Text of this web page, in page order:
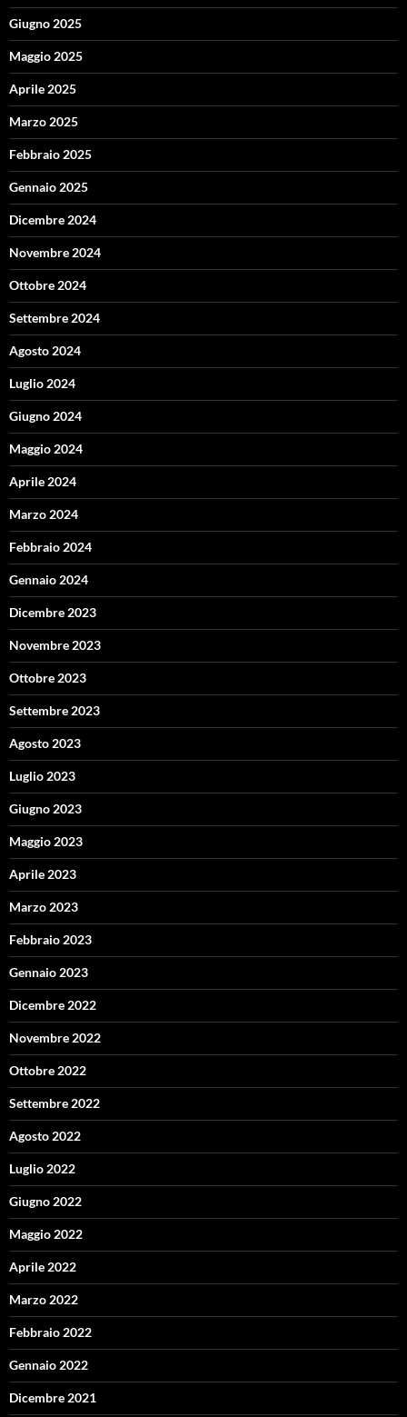
Giugno 2025
Maggio 2025
Aprile 2025
Marzo 2025
Febbraio 2025
Gennaio 2025
Dicembre 2024
Novembre 2024
Ottobre 2024
Settembre 2024
Agosto 2024
Luglio 2024
Giugno 2024
Maggio 2024
Aprile 2024
Marzo 2024
Febbraio 2024
Gennaio 2024
Dicembre 2023
Novembre 2023
Ottobre 2023
Settembre 2023
Agosto 2023
Luglio 2023
Giugno 2023
Maggio 2023
Aprile 2023
Marzo 2023
Febbraio 2023
Gennaio 2023
Dicembre 2022
Novembre 2022
Ottobre 2022
Settembre 2022
Agosto 2022
Luglio 2022
Giugno 2022
Maggio 2022
Aprile 2022
Marzo 2022
Febbraio 2022
Gennaio 2022
Dicembre 2021